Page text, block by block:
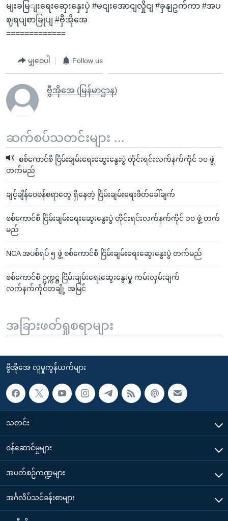
မျးခမြျးရေးဆှေးနှေးပှဲ #မငျးအောငျလှိုငျ #ခှနျဥက်ကာ #အပ
ဈရပျစာခြုပျ #ဗှီအိုအေ
=============
မျှဝေပါ Follow us
ဗွီအိုအေ (မြန်မာဌာန)
ဆက်စပ်သတင်းများ ...
စစ်ကောင်စီ ငြိမ်းချမ်းရေးဆွေးနွေးပွဲ တိုင်းရင်းလက်နက်ကိုင် ၁၀ ဖွဲ့
တက်မည်
ချင့်ချိန်ဝေဖန်စရာတွေ ရှိနေတဲ့ ငြိမ်းချမ်းရေးဖိတ်ခေါ်ချက်
စစ်ကောင်စီ ငြိမ်းချမ်းရေးဆွေးနွေးပွဲ တိုင်းရင်းလက်နက်ကိုင် ၁၀ ဖွဲ့ တက်
မည်
NCA အပစ်ရပ် ၅ ဖွဲ့ စစ်ကောင်စီ ငြိမ်းချမ်းရေးဆွေးနွေးပွဲ တက်မည်
စစ်ကောင်စီ ဥက္ကဋ္ဌ ငြိမ်းချမ်းရေးဆွေးနွေးမှု ကမ်းလှမ်းချက်
လက်နက်ကိုင်တချို့ အမြင်
အခြားဖတ်ရှုစရာများ
ဗွီအိုအေ လူမှုကွန်ယက်များ
သတင်း
၀န်ဆောင်မှုများ
အပတ်စဉ်ကဏ္ဍများ
အင်္ဂလိပ်သင်ခန်းစာများ